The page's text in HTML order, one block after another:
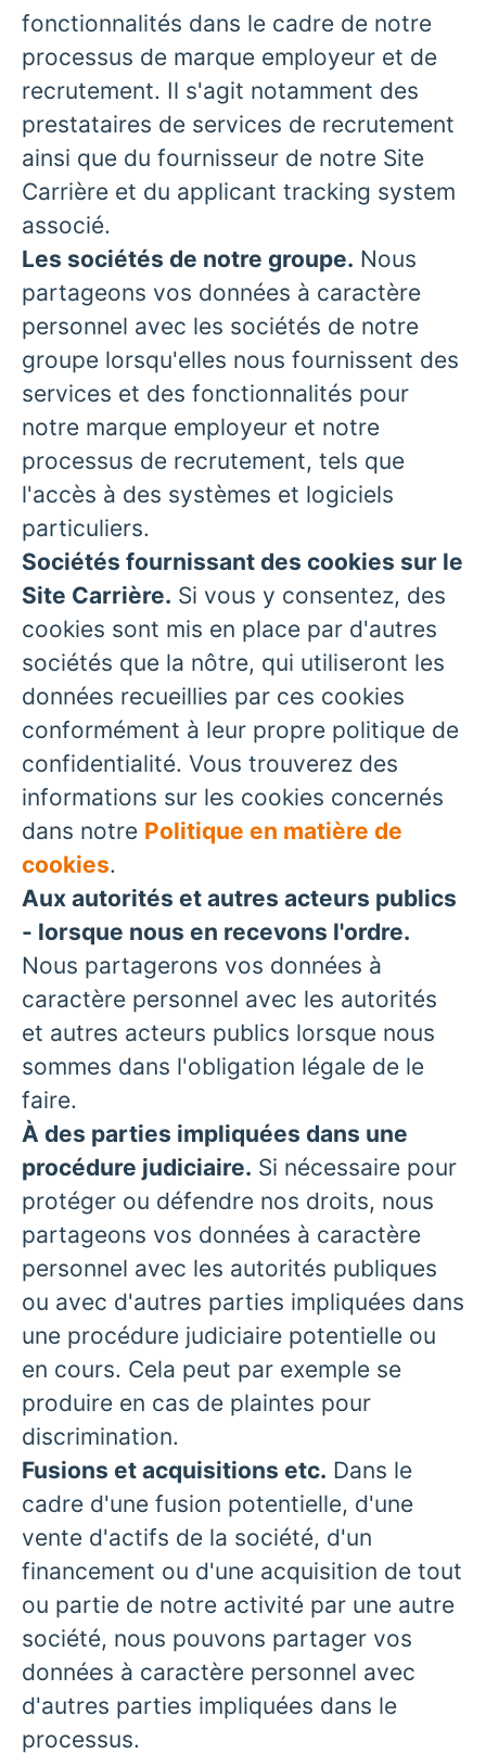
fonctionnalités dans le cadre de notre
processus de marque employeur et de
recrutement. Il s'agit notamment des
prestataires de services de recrutement
ainsi que du fournisseur de notre Site
Carrière et du applicant tracking system
associé.
Les sociétés de notre groupe. Nous
partageons vos données à caractère
personnel avec les sociétés de notre
groupe lorsqu'elles nous fournissent des
services et des fonctionnalités pour
notre marque employeur et notre
processus de recrutement, tels que
l'accès à des systèmes et logiciels
particuliers.
Sociétés fournissant des cookies sur le
Site Carrière. Si vous y consentez, des
cookies sont mis en place par d'autres
sociétés que la nôtre, qui utiliseront les
données recueillies par ces cookies
conformément à leur propre politique de
confidentialité. Vous trouverez des
informations sur les cookies concernés
dans notre Politique en matière de
cookies.
Aux autorités et autres acteurs publics
- lorsque nous en recevons l'ordre.
Nous partagerons vos données à
caractère personnel avec les autorités
et autres acteurs publics lorsque nous
sommes dans l'obligation légale de le
faire.
À des parties impliquées dans une
procédure judiciaire. Si nécessaire pour
protéger ou défendre nos droits, nous
partageons vos données à caractère
personnel avec les autorités publiques
ou avec d'autres parties impliquées dans
une procédure judiciaire potentielle ou
en cours. Cela peut par exemple se
produire en cas de plaintes pour
discrimination.
Fusions et acquisitions etc. Dans le
cadre d'une fusion potentielle, d'une
vente d'actifs de la société, d'un
financement ou d'une acquisition de tout
ou partie de notre activité par une autre
société, nous pouvons partager vos
données à caractère personnel avec
d'autres parties impliquées dans le
processus.